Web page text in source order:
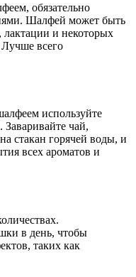
обязательно
Шалфей может быть
лактации и некоторых
Лучше всего
используйте
чай,
стакан горячей воды, и
всех ароматов и
в день, чтобы
таких как